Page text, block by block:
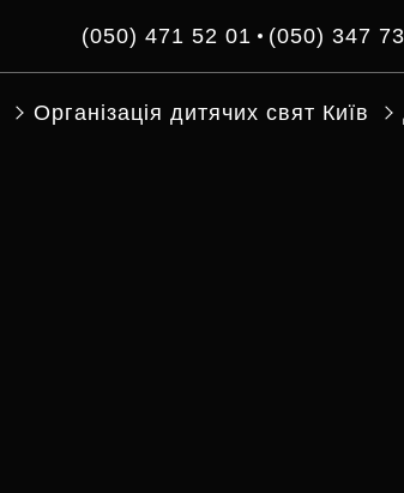
(050) 471 52 01 (050) 347
Організація дитячих свят Київ